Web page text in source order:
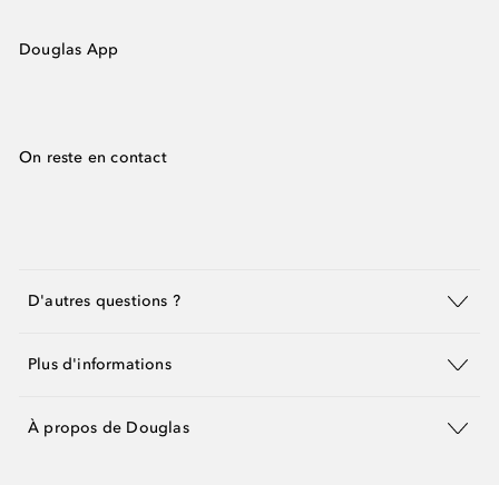
Douglas App
On reste en contact
D'autres questions ?
Plus d'informations
À propos de Douglas